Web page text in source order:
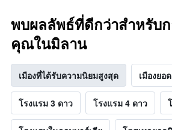
พบผลลัพธ์ที่ดีกว่าสำหรับก
คุณในมิลาน
เมืองที่ได้รับความนิยมสูงสุด เมืองยอ
โรงแรม 3 ดาว โรงแรม 4 ดาว